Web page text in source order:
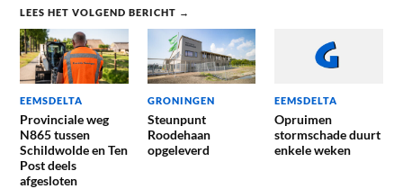
LEES HET VOLGEND BERICHT →
EEMSDELTA
Provinciale weg
N865 tussen
Schildwolde en Ten
Post deels
afgesloten
GRONINGEN
Steunpunt
Roodehaan
opgeleverd
EEMSDELTA
Opruimen
stormschade duurt
enkele weken